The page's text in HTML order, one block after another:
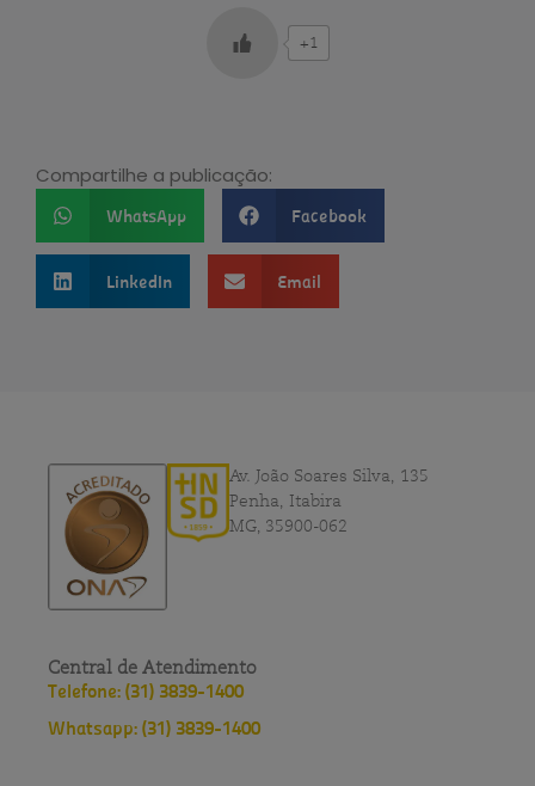
+1
Compartilhe a publicação:
WhatsApp Facebook
LinkedIn Email
Av. João Soares Silva, 135
Penha, Itabira
MG, 35900-062
Central de Atendimento
Telefone: (31) 3839-1400
Whatsapp: (31) 3839-1400